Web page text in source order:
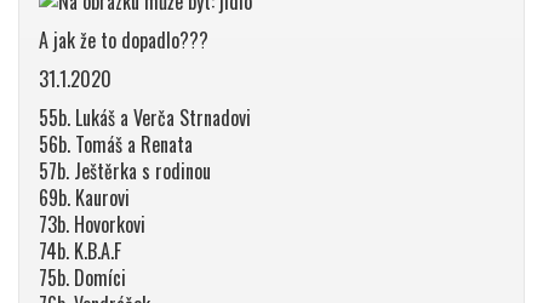
A jak že to dopadlo???
31.1.2020
55b. Lukáš a Verča Strnadovi
56b. Tomáš a Renata
57b. Ještěrka s rodinou
69b. Kaurovi
73b. Hovorkovi
74b. K.B.A.F
75b. Domíci